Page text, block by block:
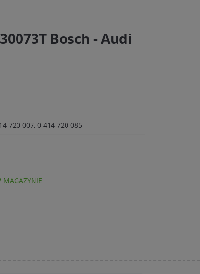
Bosch - Audi
720 007, 0 414 720 085
MAGAZYNIE